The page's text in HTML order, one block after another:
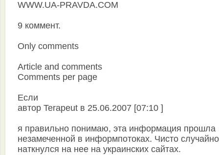
WWW.UA-PRAVDA.COM
9 коммент.
Only comments
Article and comments
Comments per page
Если
автор Terapeut в 25.06.2007 [07:10 ]
я правильно понимаю, эта информация прошла
незамеченной в информпотоках. Чисто случайно
наткнулся на нее на украинских сайтах.